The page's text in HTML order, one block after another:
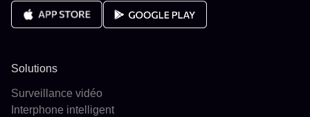
Solutions
Surveillance vidéo
Interphone intelligent